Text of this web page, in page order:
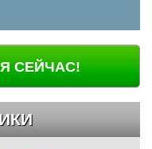
СЕЙЧАС!